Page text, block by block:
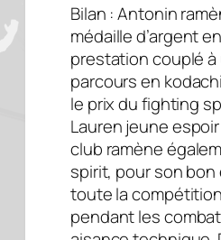
Bilan : Antonin
médaille d’argent
prestation couplé à
parcours en
le prix du fighting
Lauren jeune
club ramène
spirit, pour son
toute la
pendant les